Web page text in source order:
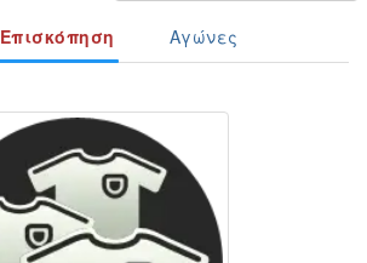
Επισκόπηση Αγώνες